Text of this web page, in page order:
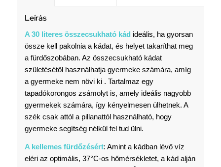
Leírás
A 30 literes összecsukható kád ideális, ha gyorsan
össze kell pakolnia a kádat, és helyet takaríthat meg
a fürdőszobában. Az összecsukható kádat
születésétől használhatja gyermeke számára, amíg
a gyermeke nem növi ki . Tartalmaz egy
tapadókorongos zsámolyt is, amely ideális nagyobb
gyermekek számára, így kényelmesen ülhetnek. A
szék csak attól a pillanattól használható, hogy
gyermeke segítség nélkül fel tud ülni.
A kellemes fürdőzésért: Amint a kádban lévő víz
eléri az optimális, 37°C-os hőmérsékletet, a kád alján